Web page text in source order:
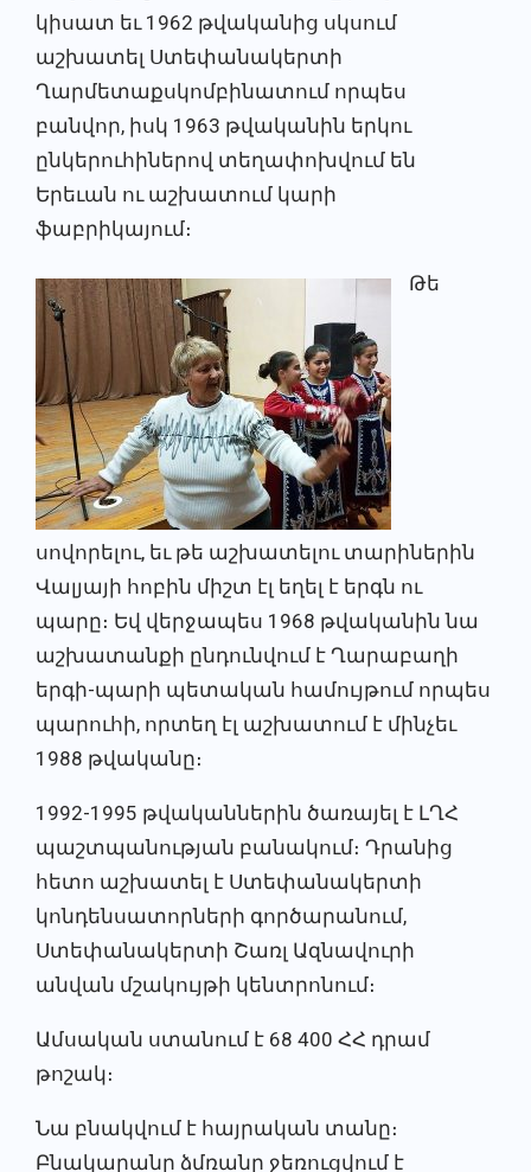
կիսատ եւ 1962 թվականից սկսում
աշխատել Ստեփանակերտի
Ղարմետաքսկոմբինատում որպես
բանվոր, իսկ 1963 թվականին երկու
ընկերուհիներով տեղափոխվում են
Երեւան ու աշխատում կարի
ֆաբրիկայում։
Թե
սովորելու, եւ թե աշխատելու տարիներին
Վալյայի հոբին միշտ էլ եղել է երգն ու
պարը։ Եվ վերջապես 1968 թվականին նա
աշխատանքի ընդունվում է Ղարաբաղի
երգի-պարի պետական համույթում որպես
պարուհի, որտեղ էլ աշխատում է մինչեւ
1988 թվականը։
1992-1995 թվականներին ծառայել է ԼՂՀ
պաշտպանության բանակում։ Դրանից
հետո աշխատել է Ստեփանակերտի
կոնդենսատորների գործարանում,
Ստեփանակերտի Շառլ Ազնավուրի
անվան մշակույթի կենտրոնում։
Ամսական ստանում է 68 400 ՀՀ դրամ
թոշակ։
Նա բնակվում է հայրական տանը։
Բնակարանը ձմռանը ջեռուցվում է